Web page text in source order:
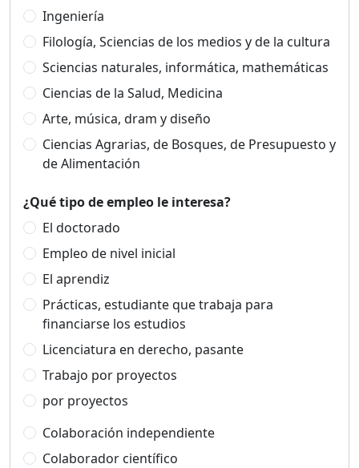
Ingeniería
Filología, Sciencias de los medios y de la cultura
Sciencias naturales, informática, mathemáticas
Ciencias de la Salud, Medicina
Arte, música, dram y diseño
Ciencias Agrarias, de Bosques, de Presupuesto y
de Alimentación
¿Qué tipo de empleo le interesa?
El doctorado
Empleo de nivel inicial
El aprendiz
Prácticas, estudiante que trabaja para
financiarse los estudios
Licenciatura en derecho, pasante
Trabajo por proyectos
por proyectos
Colaboración independiente
Colaborador científico